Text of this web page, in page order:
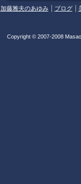
加藤雅夫のあゆみ ブログ
Copyright © 2007-2008